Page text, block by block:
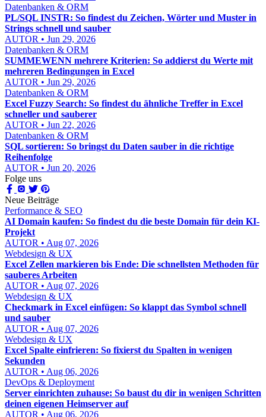
Datenbanken & ORM
PL/SQL INSTR: So findest du Zeichen, Wörter und Muster in
Strings schnell und sauber
AUTOR • Jun 29, 2026
Datenbanken & ORM
SUMMEWENN mehrere Kriterien: So addierst du Werte mit
mehreren Bedingungen in Excel
AUTOR • Jun 29, 2026
Datenbanken & ORM
Excel Fuzzy Search: So findest du ähnliche Treffer in Excel
schneller und sauberer
AUTOR • Jun 22, 2026
Datenbanken & ORM
SQL sortieren: So bringst du Daten sauber in die richtige
Reihenfolge
AUTOR • Jun 20, 2026
Folge uns
Neue Beiträge
Performance & SEO
AI Domain kaufen: So findest du die beste Domain für dein KI-
Projekt
AUTOR • Aug 07, 2026
Webdesign & UX
Excel Zellen markieren bis Ende: Die schnellsten Methoden für
sauberes Arbeiten
AUTOR • Aug 07, 2026
Webdesign & UX
Checkmark in Excel einfügen: So klappt das Symbol schnell
und sauber
AUTOR • Aug 07, 2026
Webdesign & UX
Excel Spalte einfrieren: So fixierst du Spalten in wenigen
Sekunden
AUTOR • Aug 06, 2026
DevOps & Deployment
Server einrichten zuhause: So baust du dir in wenigen Schritten
deinen eigenen Heimserver auf
AUTOR • Aug 06, 2026